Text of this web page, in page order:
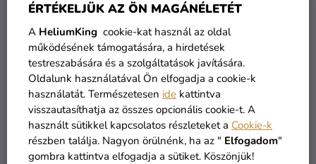
ÉRTÉKELJÜK AZ ÖN MAGÁNÉLETÉT
A HeliumKing cookie-kat használ az oldal
működésének támogatására, a hirdetések
testreszabására és a szolgáltatások javítására.
Oldalunk használatával Ön elfogadja a cookie-k
használatát. Természetesen ide kattintva
visszautasíthatja az összes opcionális cookie-t. A
használt sütikkel kapcsolatos részleteket a Cookie-k
részben találja. Nagyon örülnénk, ha az " Elfogadom"
gombra kattintva elfogadja a sütiket. Köszönjük!